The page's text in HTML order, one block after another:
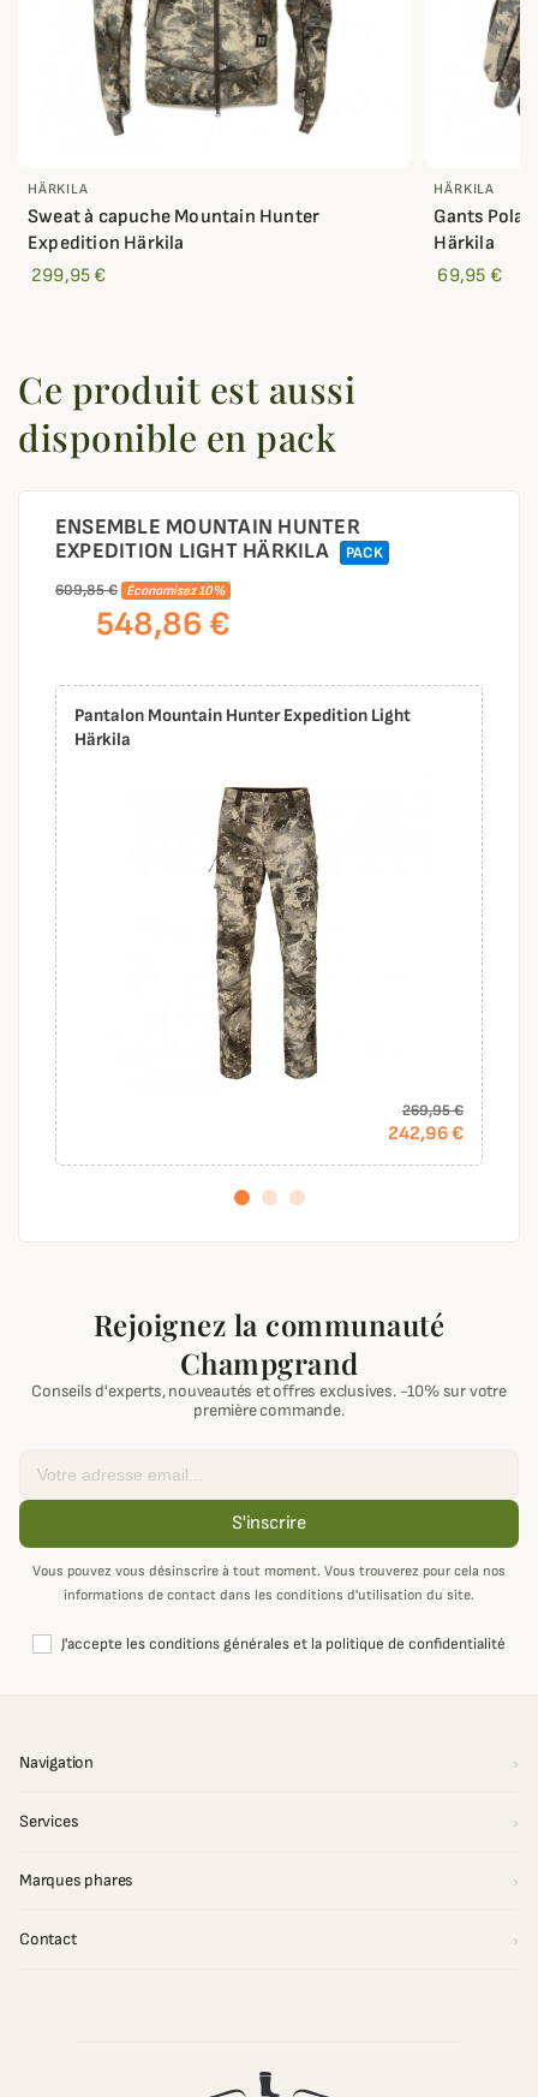
HÄRKILA
Sweat à capuche Mountain Hunter
Expedition Härkila
299,95 €
HÄRKILA
Gants
Härkila
69,95 €
Ce produit est aussi
disponible en pack
ENSEMBLE MOUNTAIN HUNTER
EXPEDITION LIGHT HÄRKILA
PACK
609,85 €
Économisez 10%
548,86 €
Pantalon Mountain Hunter Expedition Light
Härkila
269,95 €
242,96 €
Rejoignez la communauté
Champgrand
Conseils d'experts, nouveautés et offres exclusives. -10% sur votre
première commande.
S'inscrire
Vous pouvez vous désinscrire à tout moment. Vous trouverez pour cela nos
informations de contact dans les conditions d'utilisation du site.
J'accepte les conditions générales et la politique de confidentialité
Navigation
Services
Marques phares
Contact